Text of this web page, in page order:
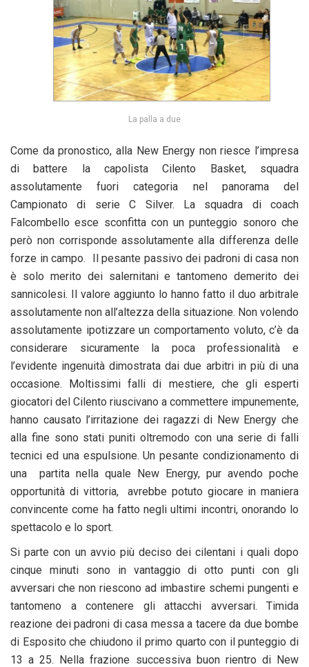
La palla a due
Come da pronostico, alla New Energy non riesce l’impresa
di battere la capolista Cilento Basket, squadra
assolutamente fuori categoria nel panorama del
Campionato di serie C Silver. La squadra di coach
Falcombello esce sconfitta con un punteggio sonoro che
però non corrisponde assolutamente alla differenza delle
forze in campo. Il pesante passivo dei padroni di casa non
è solo merito dei salernitani e tantomeno demerito dei
sannicolesi. Il valore aggiunto lo hanno fatto il duo arbitrale
assolutamente non all’altezza della situazione. Non volendo
assolutamente ipotizzare un comportamento voluto, c’è da
considerare sicuramente la poca professionalità e
l’evidente ingenuità dimostrata dai due arbitri in più di una
occasione. Moltissimi falli di mestiere, che gli esperti
giocatori del Cilento riuscivano a commettere impunemente,
hanno causato l’irritazione dei ragazzi di New Energy che
alla fine sono stati puniti oltremodo con una serie di falli
tecnici ed una espulsione. Un pesante condizionamento di
una partita nella quale New Energy, pur avendo poche
opportunità di vittoria, avrebbe potuto giocare in maniera
convincente come ha fatto negli ultimi incontri, onorando lo
spettacolo e lo sport.
Si parte con un avvio più deciso dei cilentani i quali dopo
cinque minuti sono in vantaggio di otto punti con gli
avversari che non riescono ad imbastire schemi pungenti e
tantomeno a contenere gli attacchi avversari. Timida
reazione dei padroni di casa messa a tacere da due bombe
di Esposito che chiudono il primo quarto con il punteggio di
13 a 25. Nella frazione successiva buon rientro di New